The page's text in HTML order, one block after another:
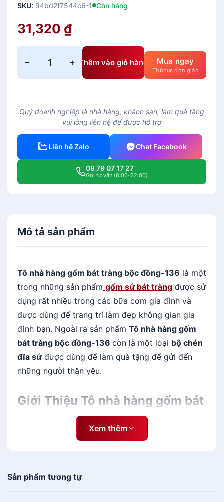
SKU: 94bd2f7544c6-1 Còn hàng
31,320 ₫
−
ô
à
à
g
ố
t
t
à
n
g
ộ
c
đ
ồ
n
i
l
+ Thêm vào giỏ hàng Mua ngay
Thủ tục đơn giản
Quý doanh nghiệp là nhà hàng, khách sạn, làm quà tặng
vui lòng liên hệ để được hỗ trợ
Liên hệ Zalo Chat Facebook
08 79 07 17 27
Gọi tư vấn (8:00-22:00)
Mô tả sản phẩm
Tô nhà hàng gốm bát tràng bộc đồng-136 là một
trong những sản phẩm gốm sứ bát tràng được sử
dụng rất nhiều trong các bữa cơm gia đình và
được dùng để trang trí làm đẹp không gian gia
đình bạn. Ngoài ra sản phẩm Tô nhà hàng gốm
bát tràng bộc đồng-136 còn là một loại bộ chén
đĩa sứđược dùng để làm quà tặng để gửi đến
những người thân yêu.
Giới Thiệu Tô nhà hàng gốm bát
tràng bộc đồng-136
và đã trở thành một thương hiệu đình đám trong
Xem thêm
Sản phẩm tương tự